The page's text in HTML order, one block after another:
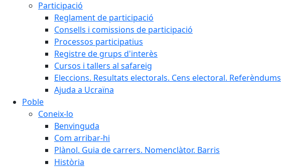
Participació
Reglament de participació
Consells i comissions de participació
Processos participatius
Registre de grups d'interès
Cursos i tallers al safareig
Eleccions. Resultats electorals. Cens electoral. Referèndums
Ajuda a Ucraïna
Poble
Coneix-lo
Benvinguda
Com arribar-hi
Plànol. Guia de carrers. Nomenclàtor. Barris
Història